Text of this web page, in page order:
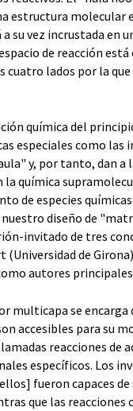
estructura molecular
su vez incrustada en
de reacción
cuatro lados por la
química del
especiales como
y, por tanto, dan
la química
de especies
diseño de
invitado de tres
(Universidad de
autores
multicapa se encarga
accesibles para su
reacciones de
específicos. Los
fueron capaces
que las reacciones